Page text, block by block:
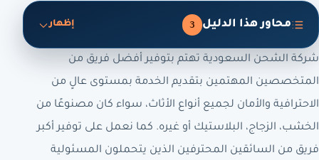
محاور هذا الدليل 3 إظهار
شركة الشحن السعودية تهتم بتوفير أفضل فريق من
المتخصصين المهتمين بتقديم الخدمة بمستوى عالٍ من
الاحترافية والأمان لجميع أنواع الأثاث، سواء كان مصنوعًا من
الخشب، الزجاج، البلاستيك أو غيره. كما نعمل على توفير أكبر
فريق من السائقين المحترفين الذين يتحملون المسئولية